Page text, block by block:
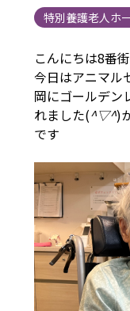
特別養護老人ホ
こんにちは8番
今日はアニマル
岡にゴールデン
れました(^▽^)
です